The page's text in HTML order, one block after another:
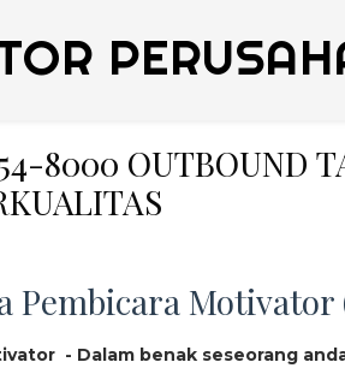
8000 OUTBOUND
Pembicara
- Dalam benak seseorang